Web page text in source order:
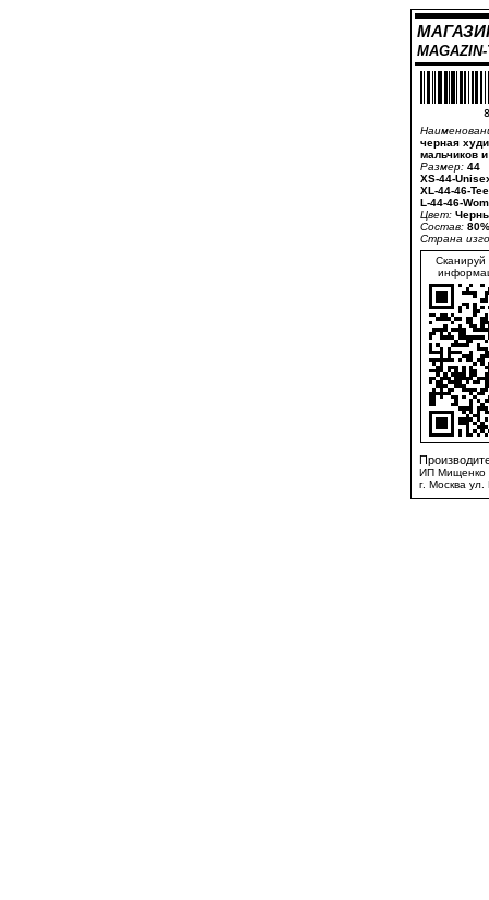
черная
мальчиков
Размер: 44
XS-44-
XL-44-46-
L-44-46-
Цвет:
Состав:
Страна
Сканируй
ИП Мищенко
г. Москва